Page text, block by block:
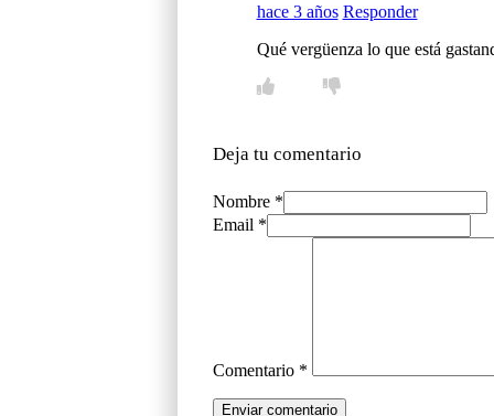
hace 3 años Responder
Qué vergüenza lo que está
Deja tu comentario
Nombre *
Email *
Comentario *